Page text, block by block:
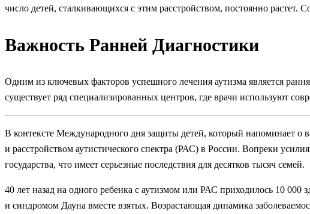
число детей, сталкивающихся с этим расстройством, постоянно
Важность Ранней Диагностики
Одним из ключевых факторов успешного лечения аутизма является
существует ряд специализированных центров, где врачи используют
В контексте Международного дня защиты детей, который напоминает о
и расстройством аутистического спектра (РАС) в России. Вопреки
государства, что имеет серьезные последствия для десятков тысяч семей.
40 лет назад на одного ребенка с аутизмом или РАС приходилось 10 000
и синдромом Дауна вместе взятых. Возрастающая динамика